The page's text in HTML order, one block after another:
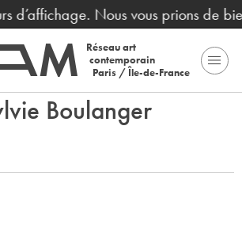
d’affichage. Nous vous prions de
Réseau art
contemporain
Paris / Île-de-France
Boulanger